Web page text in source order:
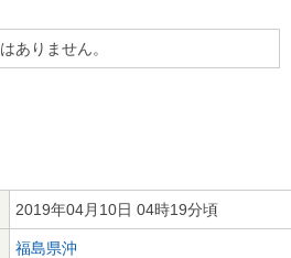
ありません。
2019年04月10日 04時19分頃
福島県沖